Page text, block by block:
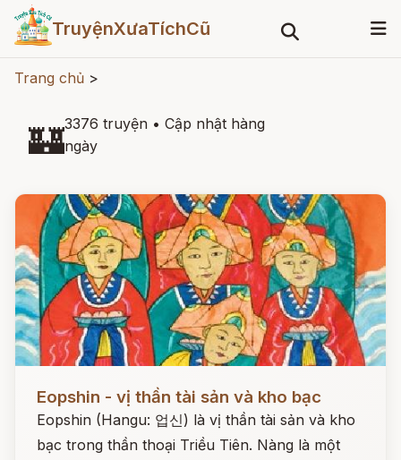
TruyệnXưaTíchCũ
Trang chủ >
🏰3376 truyện • Cập nhật hàng
ngày
Eopshin - vị thần tài sản và kho bạc
Eopshin (Hangu: 업신) là vị thần tài sản và kho
bạc trong thần thoại Triều Tiên. Nàng là một